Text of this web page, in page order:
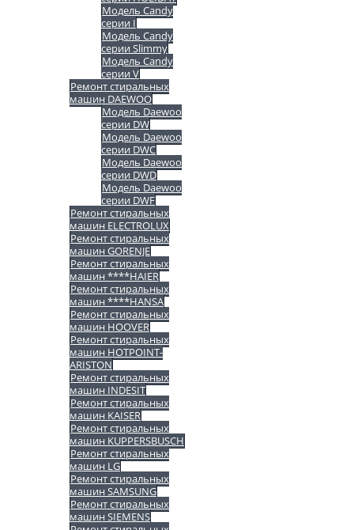
Модель Candy
серии I
Модель Candy
серии Slimmy
Модель Candy
серии V
Ремонт стиральных
машин DAEWOO
Модель Daewoo
серии DW
Модель Daewoo
серии DWC
Модель Daewoo
серии DWD
Модель Daewoo
серии DWF
Ремонт стиральных
машин ELECTROLUX
Ремонт стиральных
машин GORENJE
Ремонт стиральных
машин ****HAIER
Ремонт стиральных
машин ****HANSA
Ремонт стиральных
машин HOOVER
Ремонт стиральных
машин HOTPOINT-
ARISTON
Ремонт стиральных
машин INDESIT
Ремонт стиральных
машин KAISER
Ремонт стиральных
машин KUPPERSBUSCH
Ремонт стиральных
машин LG
Ремонт стиральных
машин SAMSUNG
Ремонт стиральных
машин SIEMENS